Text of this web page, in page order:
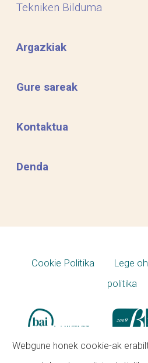
Tekniken Bilduma
Argazkiak
Gure sareak
Kontaktua
Denda
Cookie Politika Lege
politika
Webgune honek cookie-ak